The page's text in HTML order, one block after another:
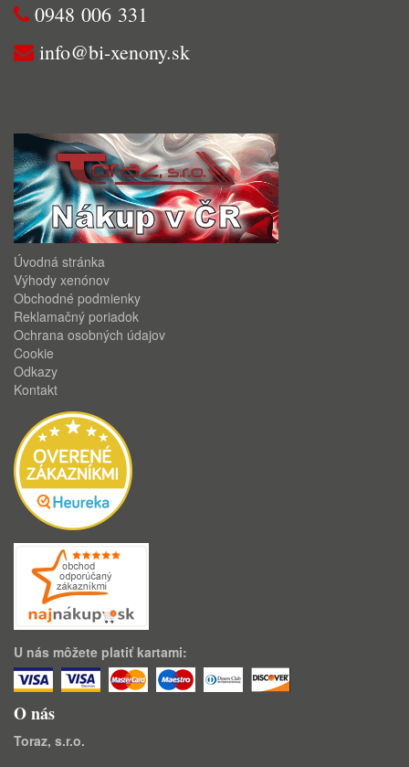
0948 006 331
info@bi-xenony.sk
Úvodná stránka
Výhody xenónov
Obchodné podmienky
Reklamačný poriadok
Ochrana osobných údajov
Cookie
Odkazy
Kontakt
U nás môžete platiť kartami:
O nás
Toraz, s.r.o.